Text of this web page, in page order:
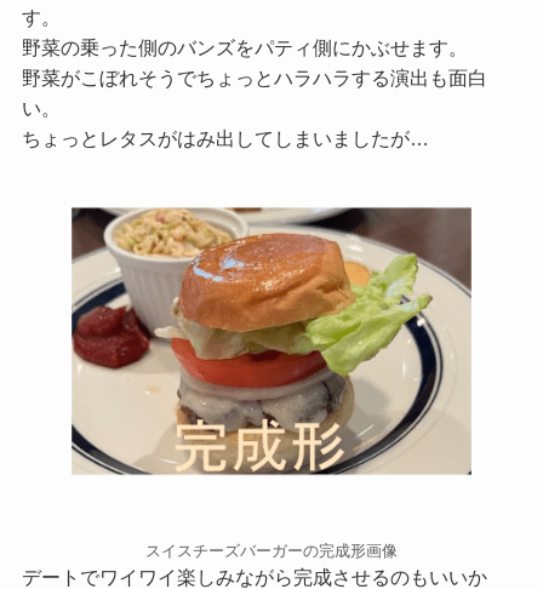
す。
野菜の乗った側のバンズをパティ側にかぶせます。
野菜がこぼれそうでちょっとハラハラする演出も面白
い。
ちょっとレタスがはみ出してしまいましたが…
スイスチーズバーガーの完成形画像
デートでワイワイ楽しみながら完成させるのもいいか